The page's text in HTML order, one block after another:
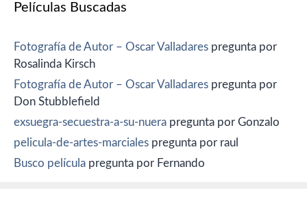
Películas Buscadas
Fotografía de Autor – Oscar Valladares pregunta por
Rosalinda Kirsch
Fotografía de Autor – Oscar Valladares pregunta por
Don Stubblefield
exsuegra-secuestra-a-su-nuera pregunta por Gonzalo
pelicula-de-artes-marciales pregunta por raul
Busco película pregunta por Fernando